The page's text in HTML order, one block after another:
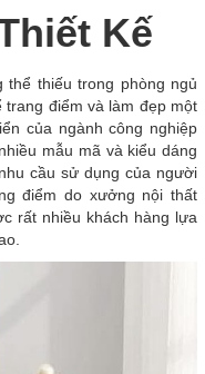
Kế
thiếu trong phòng ngủ
trang điểm và làm đẹp một
của ngành công nghiệp
mẫu mã và kiểu dáng
cầu sử dụng của người
điểm do xưởng nội thất
rất nhiều khách hàng lựa